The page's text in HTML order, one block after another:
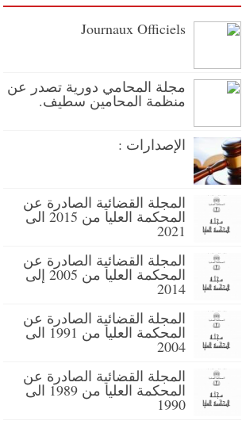
Journaux Officiels
مجلة المحامي دورية تصدر عن
منظمة المحامين سطيف.
الإصدارات :
المجلة القضائية الصادرة عن
المحكمة العليا من 2015 الى
2021
المجلة القضائية الصادرة عن
المحكمة العليا من 2005 إلى
2014
المجلة القضائية الصادرة عن
المحكمة العليا من 1991 الى
2004
المجلة القضائية الصادرة عن
المحكمة العليا من 1989 الى
1990